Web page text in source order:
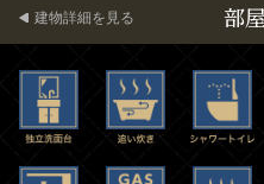
部
建物詳細を見る